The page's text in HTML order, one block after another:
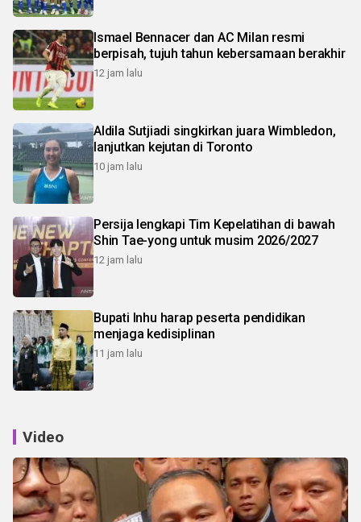
Ismael Bennacer dan AC Milan resmi
berpisah, tujuh tahun kebersamaan berakhir
12 jam lalu
Aldila Sutjiadi singkirkan juara Wimbledon,
lanjutkan kejutan di Toronto
10 jam lalu
Persija lengkapi Tim Kepelatihan di bawah
Shin Tae-yong untuk musim 2026/2027
12 jam lalu
Bupati Inhu harap peserta pendidikan
menjaga kedisiplinan
11 jam lalu
Video